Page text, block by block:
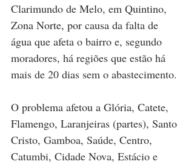
Clarimundo de Melo, em Quintino,
Zona Norte, por causa da falta de
água que afeta o bairro e, segundo
moradores, há regiões que estão há
mais de 20 dias sem o abastecimento.
O problema afetou a Glória, Catete,
Flamengo, Laranjeiras (partes), Santo
Cristo, Gamboa, Saúde, Centro,
Catumbi, Cidade Nova, Estácio e